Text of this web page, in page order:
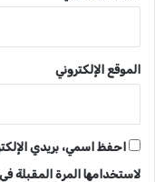
الموقع الإلكتروني
احفظ اسمي، بريدي
لاستخدامها المرة المقبلة